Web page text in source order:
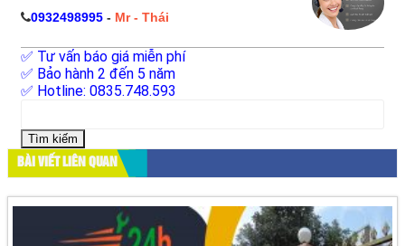
0932498995 - Mr - Thái
✅ Tư vấn báo giá miễn phí
✅ Bảo hành 2 đến 5 năm
✅ Hotline: 0835.748.593
cho:
BÀI VIẾT LIÊN QUAN